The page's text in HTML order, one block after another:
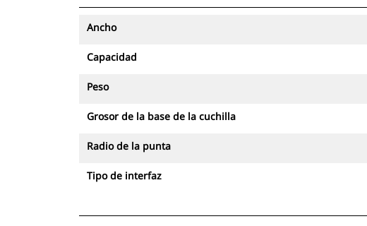
Ancho
Capacidad
Peso
Grosor de la base de la cuchilla
Radio de la punta
Tipo de interfaz